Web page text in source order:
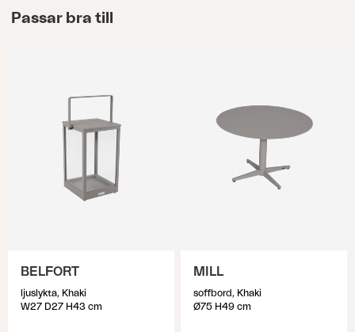
Passar bra till
BELFORT
ljuslykta, Khaki
W27 D27 H43 cm
MILL
soffbord, Khaki
Ø75 H49 cm